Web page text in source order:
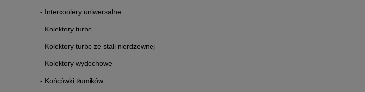
Intercoolery uniwersalne
Kolektory turbo
Kolektory turbo ze stali nierdzewnej
Kolektory wydechowe
Końcówki tłumików